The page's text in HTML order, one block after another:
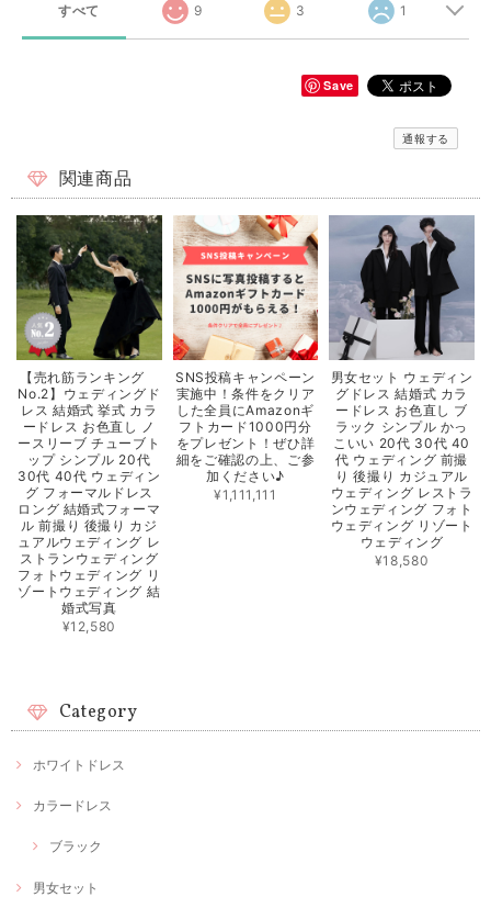
すべて 9 3 1
Save
通報する
関連商品
【売れ筋ランキング
No.2】ウェディングド
レス 結婚式 挙式 カラ
ードレス お色直し ノ
ースリーブ チューブト
ップ シンプル 20代
30代 40代 ウェディン
グ フォーマルドレス
ロング 結婚式フォーマ
ル 前撮り 後撮り カジ
ュアルウェディング レ
ストランウェディング
フォトウェディング リ
ゾートウェディング 結
婚式写真
¥12,580
SNS投稿キャンペーン
実施中！条件をクリア
した全員にAmazonギ
フトカード1000円分
をプレゼント！ぜひ詳
細をご確認の上、ご参
加ください♪
¥1,111,111
男女セット ウェディン
グドレス 結婚式 カラ
ードレス お色直し ブ
ラック シンプル かっ
こいい 20代 30代 40
代 ウェディング 前撮
り 後撮り カジュアル
ウェディング レストラ
ンウェディング フォト
ウェディング リゾート
ウェディング
¥18,580
Category
ホワイトドレス
カラードレス
ブラック
男女セット